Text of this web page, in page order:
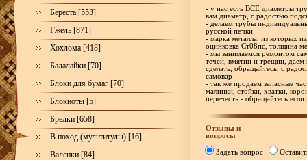
Береста [553]
Гжель [871]
Хохлома [418]
Балалайки [70]
Блоки для бумаг [70]
Блокноты [5]
Брелки [658]
В поход (мультитулы) [16]
Валенки [84]
- у нас есть ВСЕ диаметры
вам диаметр, с радостью
- делаем трубы
русской печки
- марка металла, из которых
оцинковка Ст08пс, толщина
- мы занимаемся ремонтом
течей, вмятин и трещин, даём
сделать, обращайтесь, с
самовар
- так же продаем запасные
малинки, стойки, хватки,
перечесть - обращайтесь
Отзывы и
вопросы
Задать вопрос